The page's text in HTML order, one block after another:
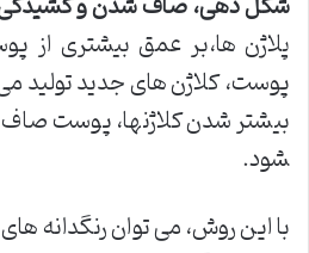
پلاژن­ ها،بر عمق بیشتری از
پوست، کلاژن­ های جدید تولید
بیشتر شدن کلاژن­ها، پوست
شود.
با این روش، می­ توان رنگ­دانه